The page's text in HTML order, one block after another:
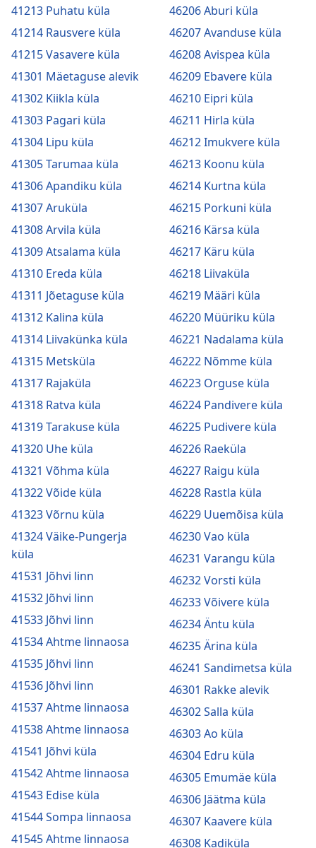
41213 Puhatu küla
41214 Rausvere küla
41215 Vasavere küla
41301 Mäetaguse alevik
41302 Kiikla küla
41303 Pagari küla
41304 Lipu küla
41305 Tarumaa küla
41306 Apandiku küla
41307 Aruküla
41308 Arvila küla
41309 Atsalama küla
41310 Ereda küla
41311 Jõetaguse küla
41312 Kalina küla
41314 Liivakünka küla
41315 Metsküla
41317 Rajaküla
41318 Ratva küla
41319 Tarakuse küla
41320 Uhe küla
41321 Võhma küla
41322 Võide küla
41323 Võrnu küla
41324 Väike-Pungerja
küla
41531 Jõhvi linn
41532 Jõhvi linn
41533 Jõhvi linn
41534 Ahtme linnaosa
41535 Jõhvi linn
41536 Jõhvi linn
41537 Ahtme linnaosa
41538 Ahtme linnaosa
41541 Jõhvi küla
41542 Ahtme linnaosa
41543 Edise küla
41544 Sompa linnaosa
41545 Ahtme linnaosa
46206 Aburi küla
46207 Avanduse küla
46208 Avispea küla
46209 Ebavere küla
46210 Eipri küla
46211 Hirla küla
46212 Imukvere küla
46213 Koonu küla
46214 Kurtna küla
46215 Porkuni küla
46216 Kärsa küla
46217 Käru küla
46218 Liivaküla
46219 Määri küla
46220 Müüriku küla
46221 Nadalama küla
46222 Nõmme küla
46223 Orguse küla
46224 Pandivere küla
46225 Pudivere küla
46226 Raeküla
46227 Raigu küla
46228 Rastla küla
46229 Uuemõisa küla
46230 Vao küla
46231 Varangu küla
46232 Vorsti küla
46233 Võivere küla
46234 Äntu küla
46235 Ärina küla
46241 Sandimetsa küla
46301 Rakke alevik
46302 Salla küla
46303 Ao küla
46304 Edru küla
46305 Emumäe küla
46306 Jäätma küla
46307 Kaavere küla
46308 Kadiküla